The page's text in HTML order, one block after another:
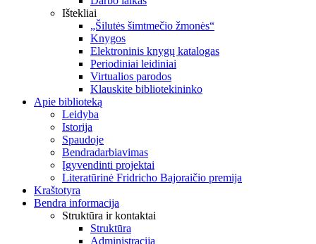
Ištekliai
„Šilutės šimtmečio žmonės“
Knygos
Elektroninis knygų katalogas
Periodiniai leidiniai
Virtualios parodos
Klauskite bibliotekininko
Apie biblioteką
Leidyba
Istorija
Spaudoje
Bendradarbiavimas
Įgyvendinti projektai
Literatūrinė Fridricho Bajoraičio premija
Kraštotyra
Bendra informacija
Struktūra ir kontaktai
Struktūra
Administracija